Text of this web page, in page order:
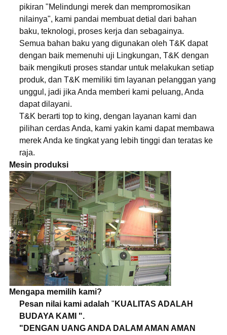
pikiran "Melindungi merek dan mempromosikan
nilainya", kami pandai membuat detial dari bahan
baku, teknologi, proses kerja dan sebagainya.
Semua bahan baku yang digunakan oleh T&K dapat
dengan baik memenuhi uji Lingkungan, T&K dengan
baik mengikuti proses standar untuk melakukan setiap
produk, dan T&K memiliki tim layanan pelanggan yang
unggul, jadi jika Anda memberi kami peluang, Anda
dapat dilayani.
T&K berarti top to king, dengan layanan kami dan
pilihan cerdas Anda, kami yakin kami dapat membawa
merek Anda ke tingkat yang lebih tinggi dan teratas ke
raja.
Mesin produksi
Mengapa memilih kami?
Pesan nilai kami adalah " KUALITAS ADALAH
BUDAYA KAMI ".
"DENGAN UANG ANDA DALAM AMAN AMAN